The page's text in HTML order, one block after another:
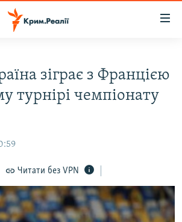
зіграє з Францією
турнірі чемпіонату
Читати без VPN